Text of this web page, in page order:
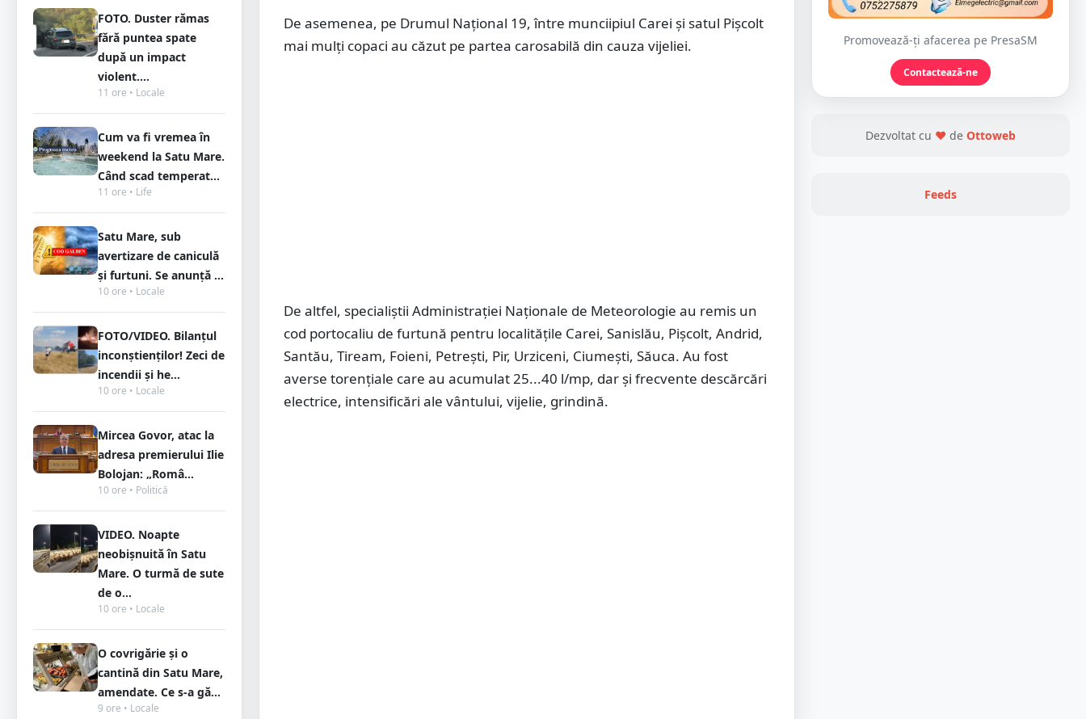
FOTO. Duster rămas
fără puntea spate
după un impact
violent....
11 ore • Locale
Cum va fi vremea în
weekend la Satu Mare.
Când scad temperat...
11 ore • Life
Satu Mare, sub
avertizare de caniculă
și furtuni. Se anunță ...
10 ore • Locale
FOTO/VIDEO. Bilanțul
inconștienților! Zeci de
incendii și he...
10 ore • Locale
Mircea Govor, atac la
adresa premierului Ilie
Bolojan: „Româ...
10 ore • Politică
VIDEO. Noapte
neobișnuită în Satu
Mare. O turmă de sute
de o...
10 ore • Locale
O covrigărie și o
cantină din Satu Mare,
amendate. Ce s-a gă...
9 ore • Locale
De asemenea, pe Drumul Național 19, între munciipiul Carei și satul Pișcolt
mai mulți copaci au căzut pe partea carosabilă din cauza vijeliei.
De altfel, specialiștii Administrației Naționale de Meteorologie au remis un
cod portocaliu de furtună pentru localitățile Carei, Sanislău, Pișcolt, Andrid,
Santău, Tiream, Foieni, Petrești, Pir, Urziceni, Ciumești, Săuca. Au fost
averse torențiale care au acumulat 25...40 l/mp, dar și frecvente descărcări
electrice, intensificări ale vântului, vijelie, grindină.
Promovează-ți afacerea pe PresaSM
Contactează-ne
Dezvoltat cu ❤ de Ottoweb
Feeds